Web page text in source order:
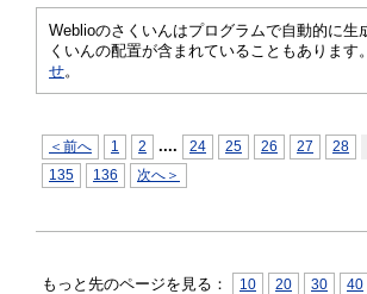
Weblioのさくいんはプログラムで自動的に生
くいんの配置が含まれていることもあります
せ。
＜前へ 1 2 .... 24 25 26 27 28
135 136 次へ＞
もっと先のページを見る： 10 20 30 40